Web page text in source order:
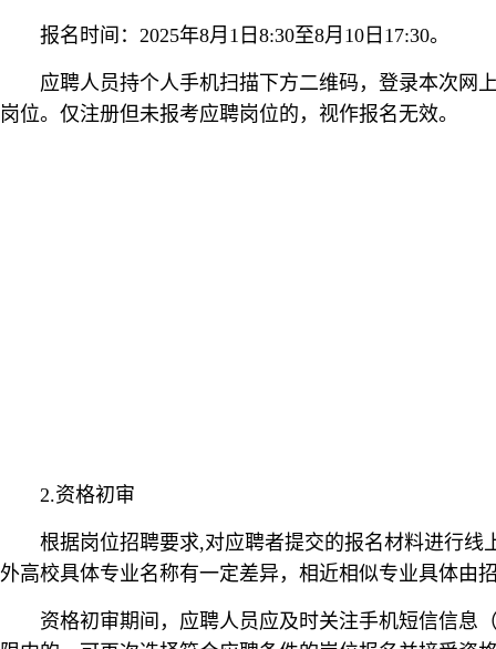
报名时间：2025年8月1日8:30至8月10日17:30。
应聘人员持个人手机扫描下方二维码，登录本次网
岗位。仅注册但未报考应聘岗位的，视作报名无效。
2.资格初审
根据岗位招聘要求,对应聘者提交的报名材料进行
外高校具体专业名称有一定差异，相近相似专业具体由
资格初审期间，应聘人员应及时关注手机短信信息